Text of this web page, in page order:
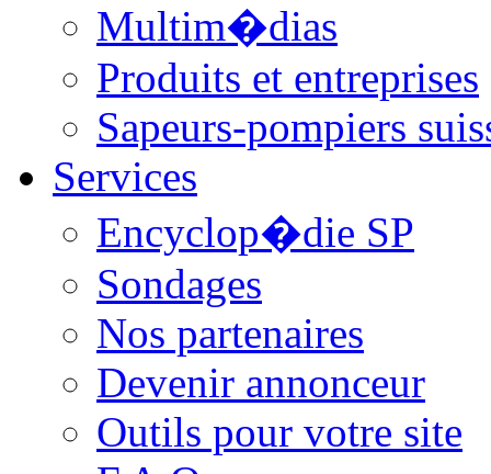
Multim�dias
Produits et entreprises
Sapeurs-pompiers
Services
Encyclop�die SP
Sondages
Nos partenaires
Devenir annonceur
Outils pour votre site